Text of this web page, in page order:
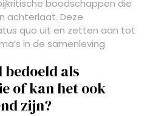
boodschappen die
achterlaat. Deze
quo uit en zetten aan tot
in de samenleving.
als
of kan het ook
zijn?